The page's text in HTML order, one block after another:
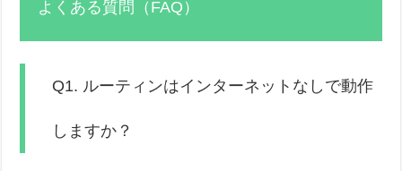
よくある質問（FAQ）
Q1. ルーティンはインターネットなしで動作
しますか？